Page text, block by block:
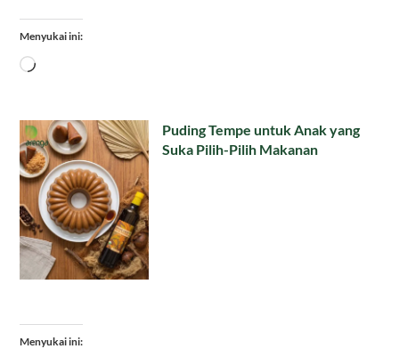
Menyukai ini:
Memuat...
Puding Tempe untuk Anak yang
Suka Pilih-Pilih Makanan
Menyukai ini: